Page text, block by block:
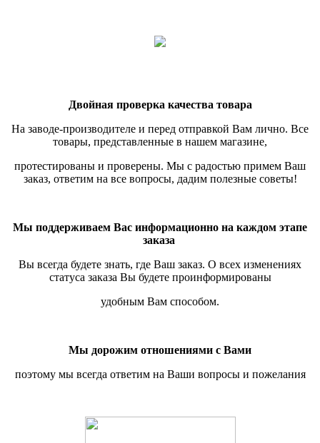
Двойная проверка качества товара
На заводе-производителе и перед отправкой Вам лично. Все
товары, представленные в нашем магазине,
протестированы и проверены. Мы с радостью примем Ваш
заказ, ответим на все вопросы, дадим полезные советы!
Мы поддерживаем Вас информационно на каждом этапе
заказа
Вы всегда будете знать, где Ваш заказ. О всех изменениях
статуса заказа Вы будете проинформированы
удобным Вам способом.
Мы дорожим отношениями с Вами
поэтому мы всегда ответим на Ваши вопросы и пожелания